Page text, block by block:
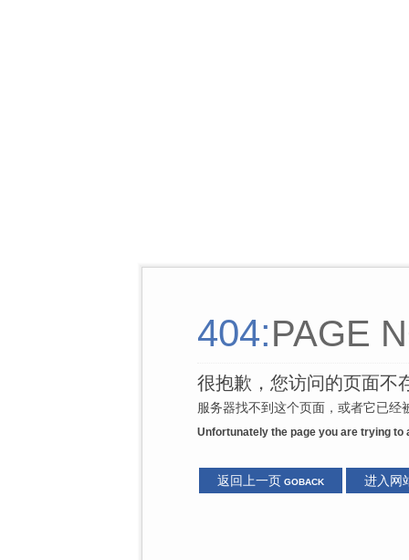
404:PAGE
很抱歉，您访问的页面不
服务器找不到这个页面，或者它已经
Unfortunately the page you are trying
返回上一页 GOBACK 进入网